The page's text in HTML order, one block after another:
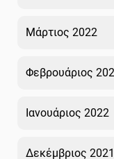
Μάρτιος 2022
Φεβρουάριος
Ιανουάριος 2022
Δεκέμβριος 2021